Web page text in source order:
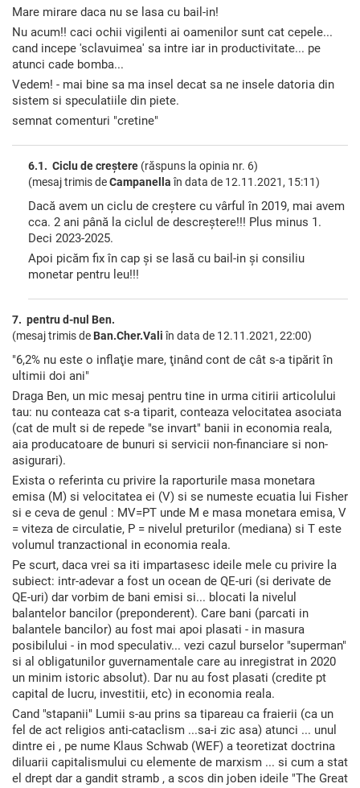
Mare mirare daca nu se lasa cu bail-in!
Nu acum!! caci ochii vigilenti ai oamenilor sunt cat cepele...
cand incepe 'sclavuimea' sa intre iar in productivitate... pe
atunci cade bomba...
Vedem! - mai bine sa ma insel decat sa ne insele datoria din
sistem si speculatiile din piete.
semnat comenturi "cretine"
6.1. Ciclu de creștere (răspuns la opinia nr. 6)
(mesaj trimis deCampanella în data de 12.11.2021, 15:11)
Dacă avem un ciclu de creștere cu vârful în 2019, mai avem
cca. 2 ani până la ciclul de descreștere!!! Plus minus 1.
Deci 2023-2025.
Apoi picăm fix în cap și se lasă cu bail-in și consiliu
monetar pentru leu!!!
7. pentru d-nul Ben.
(mesaj trimis de Ban.Cher.Vali în data de 12.11.2021, 22:00)
"6,2% nu este o inflaţie mare, ţinând cont de cât s-a tipărit în
ultimii doi ani"
Draga Ben, un mic mesaj pentru tine in urma citirii articolului
tau: nu conteaza cat s-a tiparit, conteaza velocitatea asociata
(cat de mult si de repede "se invart" banii in economia reala,
aia producatoare de bunuri si servicii non-financiare si non-
asigurari).
Exista o referinta cu privire la raporturile masa monetara
emisa (M) si velocitatea ei (V) si se numeste ecuatia lui Fisher
si e ceva de genul : MV=PT unde M e masa monetara emisa, V
= viteza de circulatie, P = nivelul preturilor (mediana) si T este
volumul tranzactional in economia reala.
Pe scurt, daca vrei sa iti impartasesc ideile mele cu privire la
subiect: intr-adevar a fost un ocean de QE-uri (si derivate de
QE-uri) dar vorbim de bani emisi si... blocati la nivelul
balantelor bancilor (preponderent). Care bani (parcati in
balantele bancilor) au fost mai apoi plasati - in masura
posibilului - in mod speculativ... vezi cazul burselor "superman"
si al obligatunilor guvernamentale care au inregistrat in 2020
un minim istoric absolut). Dar nu au fost plasati (credite pt
capital de lucru, investitii, etc) in economia reala.
Cand "stapanii" Lumii s-au prins sa tipareau ca fraierii (ca un
fel de act religios anti-cataclism ...sa-i zic asa) atunci ... unul
dintre ei , pe nume Klaus Schwab (WEF) a teoretizat doctrina
diluarii capitalismului cu elemente de marxism ... si cum a stat
el drept dar a gandit stramb , a scos din joben ideile "The Great